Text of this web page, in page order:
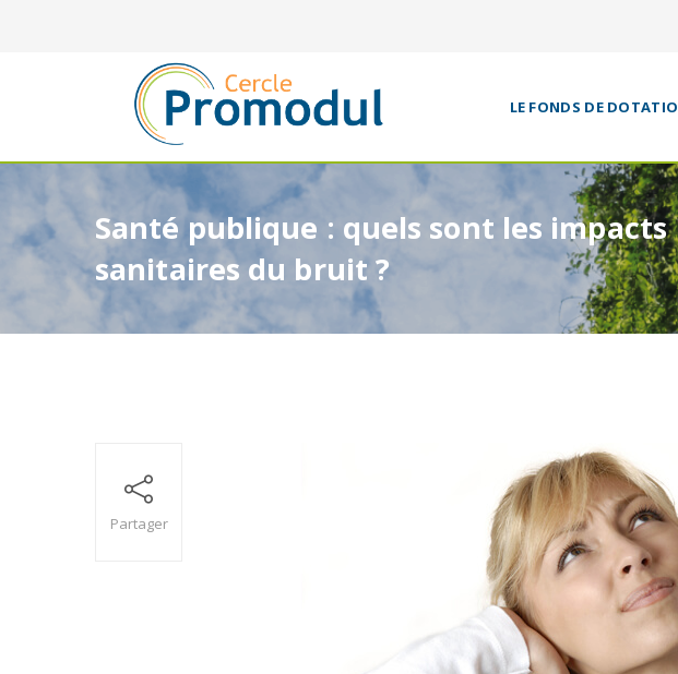
LE FONDS DE
Santé publique : quels sont les impacts
sanitaires du bruit ?
Partager